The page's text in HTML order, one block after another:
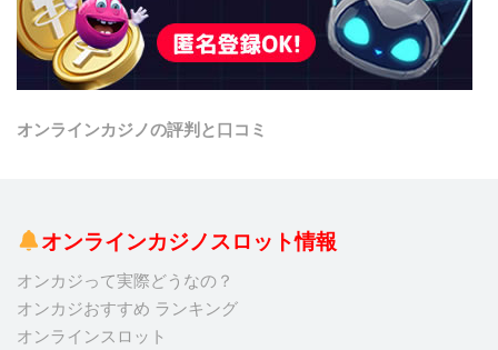
オンラインカジノの評判と口コミ
オンラインカジノスロット情報
オンカジって実際どうなの？
オンカジおすすめ ランキング
オンラインスロット